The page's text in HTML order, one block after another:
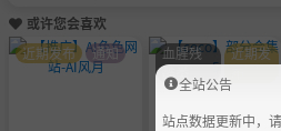
或许您会喜欢
近期发布 通知
血腥残
酷类
近期发
全站公告
站点数据更新中，